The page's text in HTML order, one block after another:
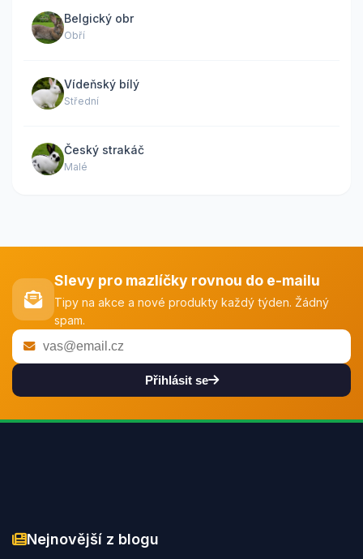
Belgický obr
Obří
Vídeňský bílý
Střední
Český strakáč
Malé
Slevy pro mazlíčky rovnou do e-mailu
Tipy na akce a nové produkty každý týden. Žádný
spam.
Přihlásit se
Nejnovější z blogu